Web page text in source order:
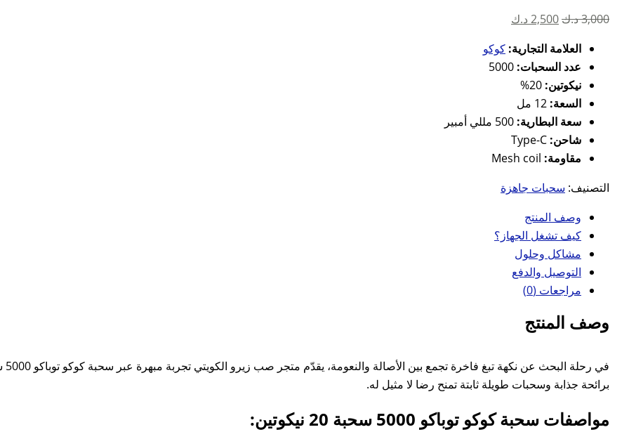
3,000د.كالسعر
هو:
3,000 د.ك.
2,500 د.ك
هو:
2,500 د.ك.
العلامة التجارية: كوكو
عدد السحبات: 5000
نيكوتين: 20%
السعة:
سعة البطارية: 500 مللي أمبير
شاحن: Type-C
مقاومة: Mesh coil
التصنيف: سحبات جاهزة
وصف المنتج
كيف تشغل الجهاز؟
مشاكل وحلول
التوصيل والدفع
مراجعات (0)
وصف المنتج
برائحة جذابة وسحبات طويلة ثابتة تمنح رضا لا مثيل له.
مواصفات سحبة كوكو توباكو 5000 سحبة 20 نيكوتين: